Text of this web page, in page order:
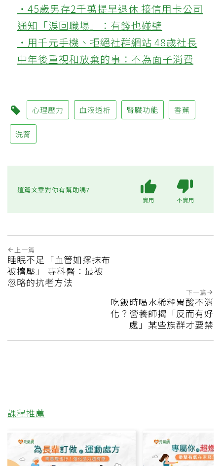
‧45歲男存2千萬提早退休 接信用卡公司
通知「淚回職場」：有錢也碰壁
‧用千元手機、拒絕社群網站 48歲社長
中年後重視和放棄的事：不為面子消費
心理壓力 血液透析 腎臟功能 香蕉
洗腎
這篇文章對你有幫助嗎?
實用 不實用
上一篇
睡眠不足「血管如擰抹布
被擠壓」 專科醫：最被
忽略的抗老方法
下一篇
吃飯時喝水稀釋胃酸不消
化？營養師揭「反而有好
處」某些族群才要禁
課程推薦